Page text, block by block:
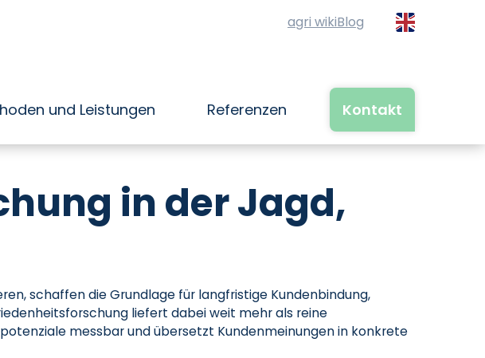
und Leistungen Referenzen Kontakt
agri wikiBlog
in der Jagd,
schaffen die Grundlage für langfristige Kundenbindung,
liefert dabei weit mehr als reine
messbar und übersetzt Kundenmeinungen in konkrete